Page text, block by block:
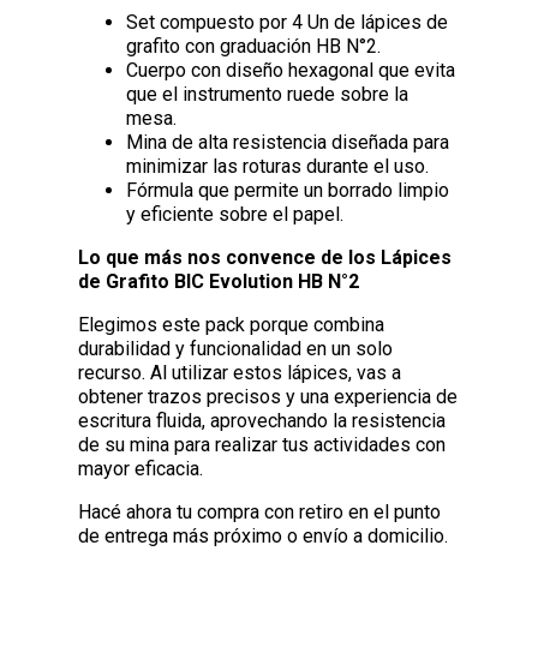
Set compuesto por 4 Un de lápices de
grafito con graduación HB N°2.
Cuerpo con diseño hexagonal que evita
que el instrumento ruede sobre la
mesa.
Mina de alta resistencia diseñada para
minimizar las roturas durante el uso.
Fórmula que permite un borrado limpio
y eficiente sobre el papel.
Lo que más nos convence de los Lápices
de Grafito BIC Evolution HB N°2
Elegimos este pack porque combina
durabilidad y funcionalidad en un solo
recurso. Al utilizar estos lápices, vas a
obtener trazos precisos y una experiencia de
escritura fluida, aprovechando la resistencia
de su mina para realizar tus actividades con
mayor eficacia.
Hacé ahora tu compra con retiro en el punto
de entrega más próximo o envío a domicilio.